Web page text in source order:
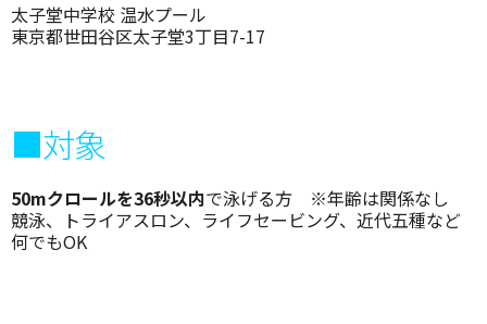
太子堂中学校 温水プール
東京都世田谷区太子堂3丁目7-17
■対象
50mクロールを36秒以内で泳げる方 ※年齢は関係なし
競泳、トライアスロン、ライフセービング、近代五種など
何でもOK